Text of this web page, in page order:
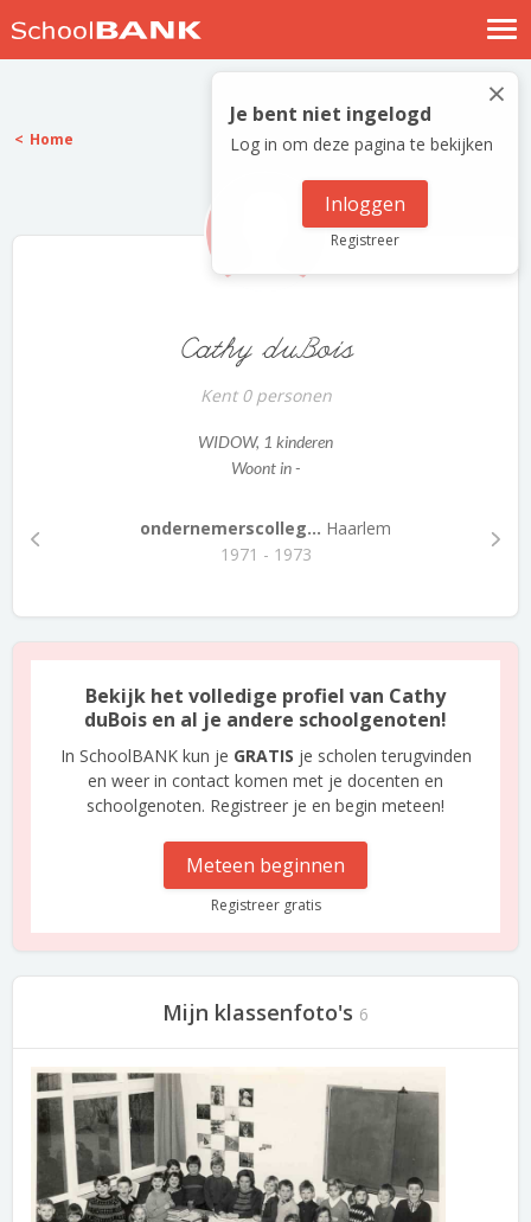
Nostalgische verhalen
Log in
Meld je gratis aan
×
Je bent niet ingelogd
Log in om deze pagina te bekijken
Inloggen
Registreer
Home
Cathy duBois
Kent 0 personen
WIDOW, 1 kinderen
Woont in -
ondernemerscolleg... Haarlem
1971 - 1973
Bekijk het volledige profiel van Cathy
duBois en al je andere schoolgenoten!
In SchoolBANK kun je GRATIS je scholen terugvinden
en weer in contact komen met je docenten en
schoolgenoten. Registreer je en begin meteen!
Meteen beginnen
Registreer gratis
Mijn klassenfoto's 6